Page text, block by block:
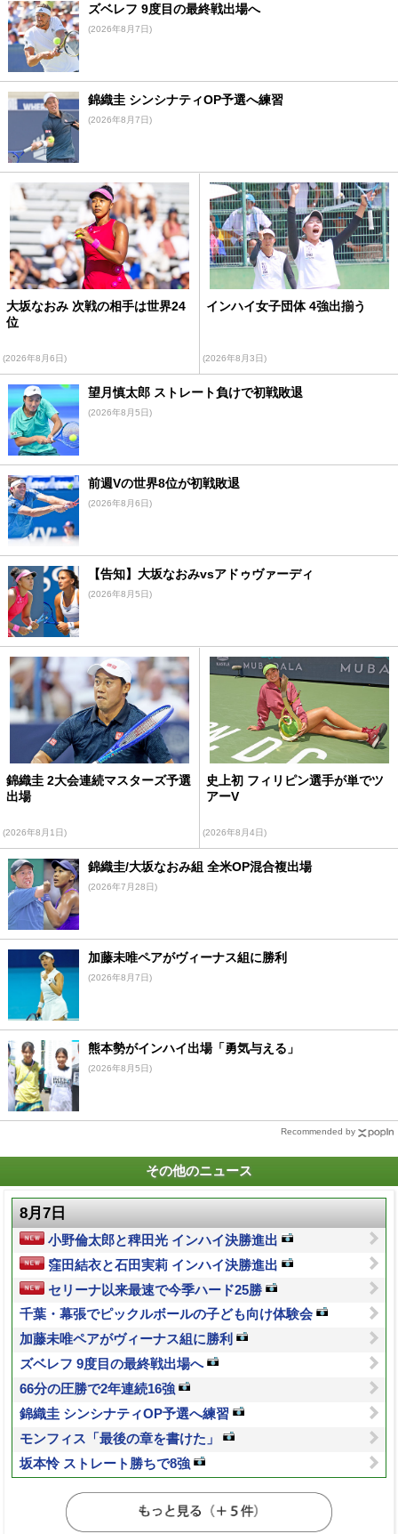
ズベレフ 9度目の最終戦出場へ
(2026年8月7日)
錦織圭 シンシナティOP予選へ練習
(2026年8月7日)
大坂なおみ 次戦の相手は世界24
位
(2026年8月6日)
インハイ女子団体 4強出揃う
(2026年8月3日)
望月慎太郎 ストレート負けで初戦敗退
(2026年8月5日)
前週Vの世界8位が初戦敗退
(2026年8月6日)
【告知】大坂なおみvsアドゥヴァーディ
(2026年8月5日)
錦織圭 2大会連続マスターズ予選
出場
(2026年8月1日)
史上初 フィリピン選手が単でツ
アーV
(2026年8月4日)
錦織圭/大坂なおみ組 全米OP混合複出場
(2026年7月28日)
加藤未唯ペアがヴィーナス組に勝利
(2026年8月7日)
熊本勢がインハイ出場「勇気与える」
(2026年8月5日)
Recommended by
その他のニュース
8月7日
小野倫太郎と稗田光 インハイ決勝進出
窪田結衣と石田実莉 インハイ決勝進出
セリーナ以来最速で今季ハード25勝
千葉・幕張でピックルボールの子ども向け体験会
加藤未唯ペアがヴィーナス組に勝利
ズベレフ 9度目の最終戦出場へ
66分の圧勝で2年連続16強
錦織圭 シンシナティOP予選へ練習
モンフィス「最後の章を書けた」
坂本怜 ストレート勝ちで8強